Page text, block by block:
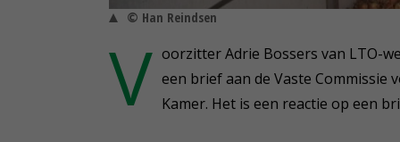
© Han Reindsen
V oorzitter Adrie Bossers van LTO-
een brief aan de Vaste Commissie
Kamer. Het is een reactie op een